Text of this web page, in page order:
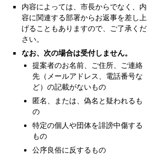
内容によっては、市長からでなく、内
容に関連する部署からお返事を差し上
げることもありますので、ご了承くだ
さい。
なお、次の場合は受付しません。
提案者のお名前、ご住所、ご連絡
先（メールアドレス、電話番号な
ど）の記載がないもの
匿名、または、偽名と疑われるも
の
特定の個人や団体を誹謗中傷する
もの
公序良俗に反するもの